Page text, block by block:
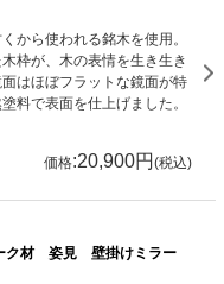
から使われる銘木を使用。
枠が、木の表情を生き生き
はほぼフラットな鏡面が特
料で表面を仕上げました。
価格:20,900円 (税込)
ク材 姿見 壁掛けミラー